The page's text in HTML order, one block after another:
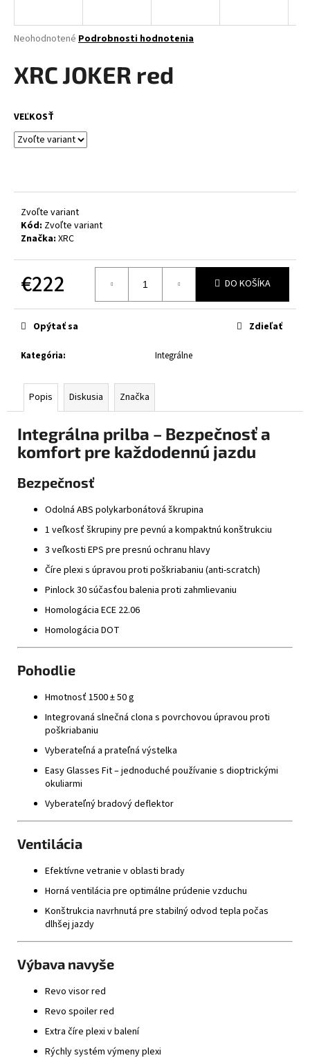
Priemerné
produktu
je
5
hviezdičiek.
Neohodnotené Podrobnosti hodnotenia
XRC JOKER red
VEĽKOSŤ
Zvoľte variant
Kód: Zvoľte variant
Značka: XRC
€222
cena:
DO KOŠÍKA
Kategória: Integrálne
Opýtať sa Zdieľať
Popis Diskusia Značka
Integrálna prilba – Bezpečnosť a
komfort pre každodennú jazdu
Bezpečnosť
Odolná ABS polykarbonátová škrupina
1 veľkosť škrupiny pre pevnú a kompaktnú konštrukciu
3 veľkosti EPS pre presnú ochranu hlavy
Číre plexi s úpravou proti poškriabaniu (anti-scratch)
Pinlock 30 súčasťou balenia proti zahmlievaniu
Homologácia ECE 22.06
Homologácia DOT
Pohodlie
Hmotnosť 1500 ± 50 g
Integrovaná slnečná clona s povrchovou úpravou proti
poškriabaniu
Vyberateľná a prateľná výstelka
Easy Glasses Fit – jednoduché používanie s dioptrickými
okuliarmi
Vyberateľný bradový deflektor
Ventilácia
Efektívne vetranie v oblasti brady
Horná ventilácia pre optimálne prúdenie vzduchu
Konštrukcia navrhnutá pre stabilný odvod tepla počas
dlhšej jazdy
Výbava navyše
Revo visor red
Revo spoiler red
Extra číre plexi v balení
Rýchly systém výmeny plexi
j
ť
?
O
d
č
CABERG
TRIP
MATT
BLACK/GREY/YELLOW
FLUO
€364